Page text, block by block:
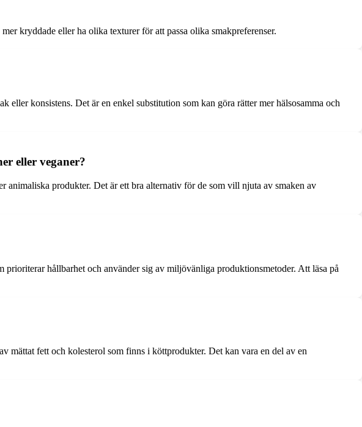
kryddade eller ha olika texturer för att passa olika smakpreferenser.
konsistens. Det är en enkel substitution som kan göra rätter mer hälsosamma och
eller veganer?
animaliska produkter. Det är ett bra alternativ för de som vill njuta av smaken av
hållbarhet och använder sig av miljövänliga produktionsmetoder. Att läsa på
mättat fett och kolesterol som finns i köttprodukter. Det kan vara en del av en